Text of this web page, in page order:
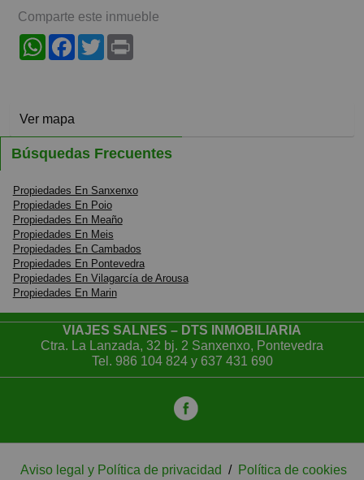
Comparte este inmueble
WhatsAppFacebook
Twitter
Ver mapa
Búsquedas Frecuentes
Propiedades En Sanxenxo
Propiedades En Poio
Propiedades En Meaño
Propiedades En Meis
Propiedades En Cambados
Propiedades En Pontevedra
Propiedades En Vilagarcía de Arousa
Propiedades En Marin
VIAJES SALNES – DTS INMOBILIARIA
Ctra. La Lanzada, 32 bj. 2 Sanxenxo, Pontevedra
Tel. 986 104 824 y 637 431 690
Aviso legal y Política de privacidad / Política de cookies